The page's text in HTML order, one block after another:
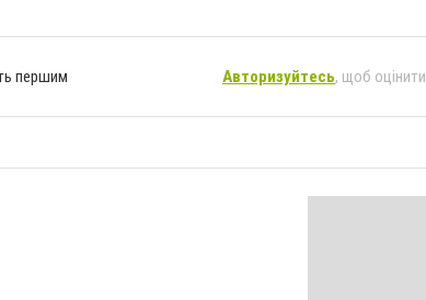
першим Авторизуйтесь, щоб оцінити